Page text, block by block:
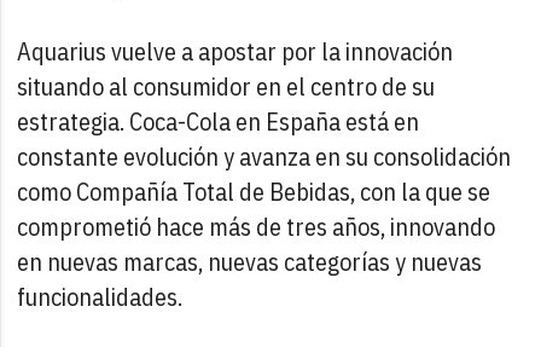
Aquarius vuelve a apostar por la innovación
situando al consumidor en el centro de su
estrategia. Coca-Cola en España está en
constante evolución y avanza en su consolidación
como Compañía Total de Bebidas, con la que se
comprometió hace más de tres años, innovando
en nuevas marcas, nuevas categorías y nuevas
funcionalidades.